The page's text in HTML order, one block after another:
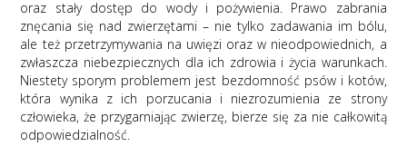
oraz stały dostęp do wody i pożywienia. Prawo zabrania
znęcania się nad zwierzętami – nie tylko zadawania im bólu,
ale też przetrzymywania na uwięzi oraz w nieodpowiednich, a
zwłaszcza niebezpiecznych dla ich zdrowia i życia warunkach.
Niestety sporym problemem jest bezdomność psów i kotów,
która wynika z ich porzucania i niezrozumienia ze strony
człowieka, że przygarniając zwierzę, bierze się za nie całkowitą
odpowiedzialność.